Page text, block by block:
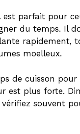
est parfait pour
du temps. Il
rapidement,
moelleux.
de cuisson pour
est plus forte.
souvent